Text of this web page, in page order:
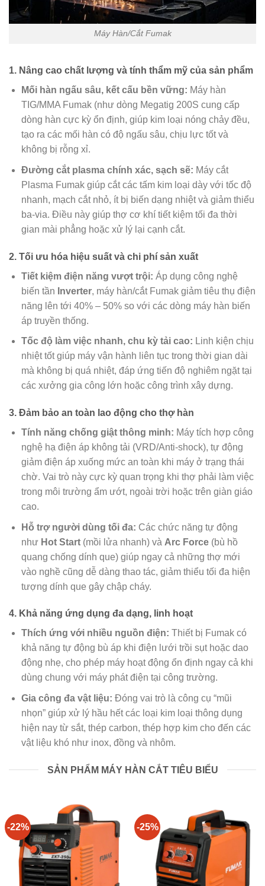
Máy Hàn/Cắt Fumak
1. Nâng cao chất lượng và tính thẩm mỹ của sản phẩm
Mối hàn ngấu sâu, kết cấu bền vững: Máy hàn
TIG/MMA Fumak (như dòng Megatig 200S cung cấp
dòng hàn cực kỳ ổn định, giúp kim loại nóng chảy đều,
tạo ra các mối hàn có độ ngấu sâu, chịu lực tốt và
không bị rỗng xỉ.
Đường cắt plasma chính xác, sạch sẽ: Máy cắt
Plasma Fumak giúp cắt các tấm kim loại dày với tốc độ
nhanh, mạch cắt nhỏ, ít bị biến dạng nhiệt và giảm thiểu
ba-via. Điều này giúp thợ cơ khí tiết kiệm tối đa thời
gian mài phẳng hoặc xử lý lại cạnh cắt.
2. Tối ưu hóa hiệu suất và chi phí sản xuất
Tiết kiệm điện năng vượt trội: Áp dụng công nghệ
biến tần Inverter, máy hàn/cắt Fumak giảm tiêu thụ điện
năng lên tới 40% – 50% so với các dòng máy hàn biến
áp truyền thống.
Tốc độ làm việc nhanh, chu kỳ tải cao: Linh kiện chịu
nhiệt tốt giúp máy vận hành liên tục trong thời gian dài
mà không bị quá nhiệt, đáp ứng tiến độ nghiêm ngặt tại
các xưởng gia công lớn hoặc công trình xây dựng.
3. Đảm bảo an toàn lao động cho thợ hàn
Tính năng chống giật thông minh: Máy tích hợp công
nghệ hạ điện áp không tải (VRD/Anti-shock), tự động
giảm điện áp xuống mức an toàn khi máy ở trạng thái
chờ. Vai trò này cực kỳ quan trọng khi thợ phải làm việc
trong môi trường ẩm ướt, ngoài trời hoặc trên giàn giáo
cao.
Hỗ trợ người dùng tối đa: Các chức năng tự động
như Hot Start(mồi lửa nhanh) và Arc Force(bù hồ
quang chống dính que) giúp ngay cả những thợ mới
vào nghề cũng dễ dàng thao tác, giảm thiểu tối đa hiện
tượng dính que gây chập cháy.
4. Khả năng ứng dụng đa dạng, linh hoạt
Thích ứng với nhiều nguồn điện: Thiết bị Fumak có
khả năng tự động bù áp khi điện lưới trồi sụt hoặc dao
động nhẹ, cho phép máy hoạt động ổn định ngay cả khi
dùng chung với máy phát điện tại công trường.
Gia công đa vật liệu: Đóng vai trò là công cụ “mũi
nhọn” giúp xử lý hầu hết các loại kim loại thông dụng
hiện nay từ sắt, thép carbon, thép hợp kim cho đến các
vật liệu khó như inox, đồng và nhôm.
SẢN PHẨM MÁY HÀN CẮT TIÊU BIỂU
-22% -25%